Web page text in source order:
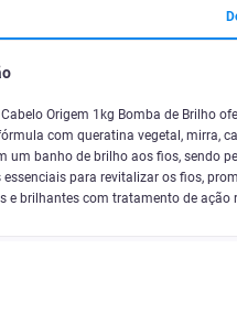
Origem 1kg Bomba de Brilho
com queratina vegetal, mirra,
um banho de brilho aos fios, sendo
essenciais para revitalizar os fios,
e brilhantes com tratamento de ação